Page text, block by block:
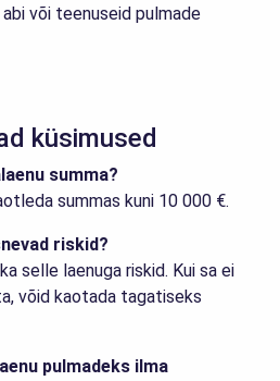
või teenuseid pulmade
küsimused
summa?
summas kuni 10 000 €.
riskid?
selle laenuga riskid. Kui sa ei
võid kaotada tagatiseks
pulmadeks ilma